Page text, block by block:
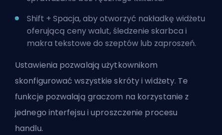
Shift + Spacja, aby otworzyć nakładkę widżetu
oferującą ceny walut, śledzenie skarbca i
makra tekstowe do szeptów lub zaproszeń.
Ustawienia pozwalają użytkownikom
skonfigurować wszystkie skróty i widżety. Te
funkcje pozwalają graczom na korzystanie z
jednego interfejsu i uproszczenie procesu
handlu.